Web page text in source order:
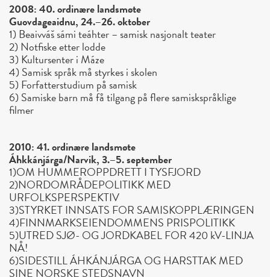
2008: 40. ordinære landsmøte
Guovdageaidnu, 24.–26. oktober
1) Beaivváš sámi teáhter – samisk nasjonalt teater
2) Notfiske etter lodde
3) Kultursenter i Máze
4) Samisk språk må styrkes i skolen
5) Forfatterstudium på samisk
6) Samiske barn må få tilgang på flere samiskspråklige
filmer
2010: 41. ordinære landsmøte
Áhkkánjárga/Narvik, 3.–5. september
1)OM HUMMEROPPDRETT I TYSFJORD
2)NORDOMRÅDEPOLITIKK MED
URFOLKSPERSPEKTIV
3)STYRKET INNSATS FOR SAMISKOPPLÆRINGEN
4)FINNMARKSEIENDOMMENS PRISPOLITIKK
5)UTRED SJØ- OG JORDKABEL FOR 420 kV-LINJA
NÅ!
6)SIDESTILL ÁHKÁNJÁRGA OG HARSTTAK MED
SINE NORSKE STEDSNAVN